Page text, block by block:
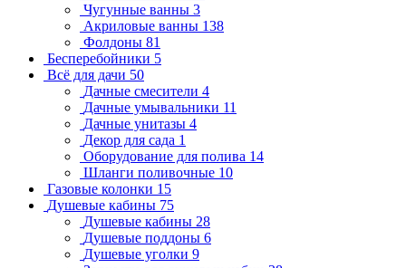
Чугунные ванны 3
Акриловые ванны 138
Фолдоны 81
Бесперебойники 5
Всё для дачи 50
Дачные смесители 4
Дачные умывальники 11
Дачные унитазы 4
Декор для сада 1
Оборудование для полива 14
Шланги поливочные 10
Газовые колонки 15
Душевые кабины 75
Душевые кабины 28
Душевые поддоны 6
Душевые уголки 9